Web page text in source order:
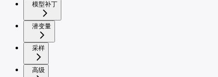
模型补丁
潜变量
采样
高级